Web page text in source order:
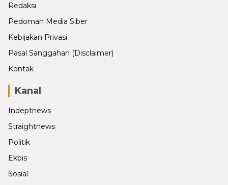
Redaksi
Pedoman Media Siber
Kebijakan Privasi
Pasal Sanggahan (Disclaimer)
Kontak
Kanal
Indeptnews
Straightnews
Politik
Ekbis
Sosial